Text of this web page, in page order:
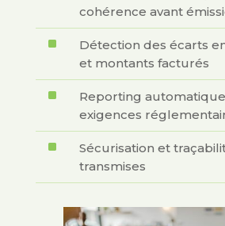
cohérence avant
^
Détection des écarts
et montants facturés
^
Reporting
exigences
^
Sécurisation et
transmises